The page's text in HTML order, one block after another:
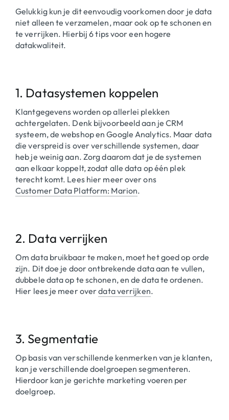
Gelukkig kun je dit eenvoudig voorkomen door je data
niet alleen te verzamelen, maar ook op te schonen en
te verrijken. Hierbij 6 tips voor een hogere
datakwaliteit.
1. Datasystemen koppelen
Klantgegevens worden op allerlei plekken
achtergelaten. Denk bijvoorbeeld aan je CRM
systeem, de webshop en Google Analytics. Maar data
die verspreid is over verschillende systemen, daar
heb je weinig aan. Zorg daarom dat je de systemen
aan elkaar koppelt, zodat alle data op één plek
terecht komt. Lees hier meer over ons
Customer Data Platform: Marion.
2. Data verrijken
Om data bruikbaar te maken, moet het goed op orde
zijn. Dit doe je door ontbrekende data aan te vullen,
dubbele data op te schonen, en de data te ordenen.
Hier lees je meer overdata verrijken.
3. Segmentatie
Op basis van verschillende kenmerken van je klanten,
kan je verschillende doelgroepen segmenteren.
Hierdoor kan je gerichte marketing voeren per
doelgroep.